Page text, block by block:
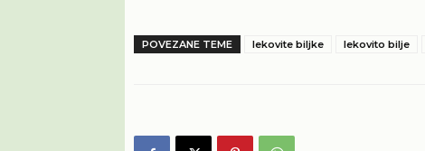
POVEZANE TEME lekovite biljke lekovito bilje